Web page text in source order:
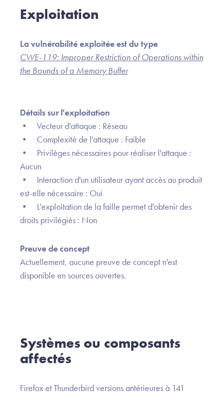
Exploitation
La vulnérabilité exploitée est du type
CWE-119: Improper Restriction of Operations within
the Bounds of a Memory Buffer
Détails sur l'exploitation
• Vecteur d'attaque : Réseau
• Complexité de l'attaque : Faible
• Privilèges nécessaires pour réaliser l'attaque :
Aucun
• Interaction d'un utilisateur ayant accès au produit
est-elle nécessaire : Oui
• L'exploitation de la faille permet d'obtenir des
droits privilégiés : Non
Preuve de concept
Actuellement, aucune preuve de concept n'est
disponible en sources ouvertes.
Systèmes ou composants
affectés
Firefox et Thunderbird versions antérieures à 141